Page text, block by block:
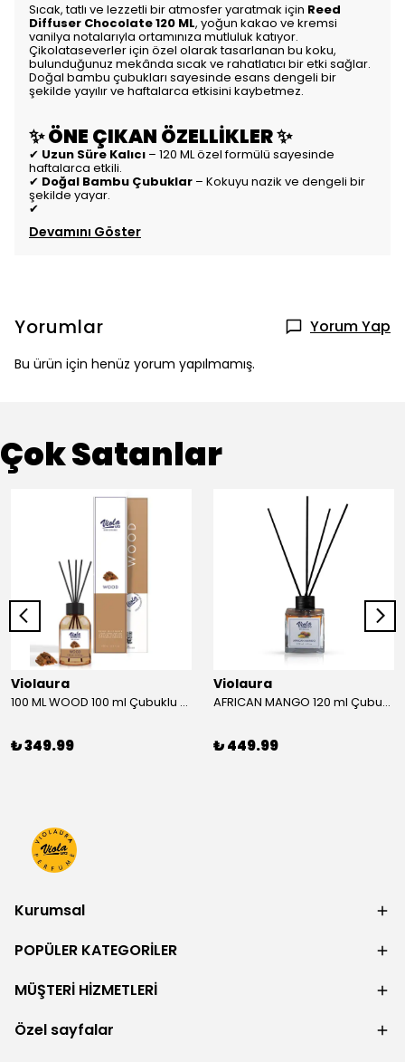
Sıcak, tatlı ve lezzetli bir atmosfer yaratmak için Reed
Diffuser Chocolate 120 ML, yoğun kakao ve kremsi
vanilya notalarıyla ortamınıza mutluluk katıyor.
Çikolataseverler için özel olarak tasarlanan bu koku,
bulunduğunuz mekânda sıcak ve rahatlatıcı bir etki sağlar.
Doğal bambu çubukları sayesinde esans dengeli bir
şekilde yayılır ve haftalarca etkisini kaybetmez.
✨ÖNE ÇIKAN ÖZELLİKLER✨
✔ Uzun Süre Kalıcı – 120 ML özel formülü sayesinde
haftalarca etkili.
✔ Doğal Bambu Çubuklar – Kokuyu nazik ve dengeli bir
şekilde yayar.
✔
Devamını Göster
Yorumlar Yorum Yap
Bu ürün için henüz yorum yapılmamış.
Çok Satanlar
Violaura
100 ML WOOD 100 ml Çubuklu Oda Kokusu
₺ 349.99
Violaura
AFRICAN MANGO 120 ml Çubuklu Oda Kokusu
₺ 449.99
Kurumsal
POPÜLER KATEGORİLER
MÜŞTERİ HİZMETLERİ
Özel sayfalar